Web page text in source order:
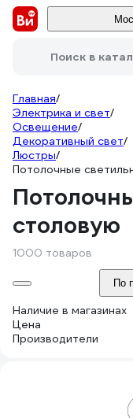
Поиск в
Главная/
Электрика и свет/
Освещение/
Декоративный свет/
Люстры/
Потолочные
столовую
1000 товаров
По
Наличие в магазинах
Цена
Производители